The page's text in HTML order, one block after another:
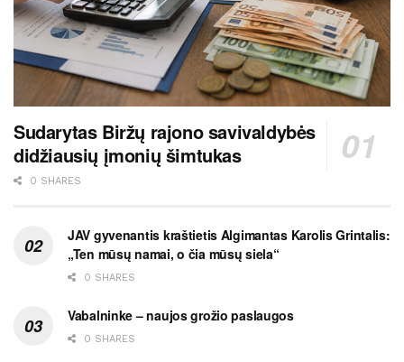
Sudarytas Biržų rajono savivaldybės
didžiausių įmonių šimtukas
0 SHARES
JAV gyvenantis kraštietis Algimantas Karolis Grintalis:
„Ten mūsų namai, o čia mūsų siela“
0 SHARES
Vabalninke – naujos grožio paslaugos
0 SHARES